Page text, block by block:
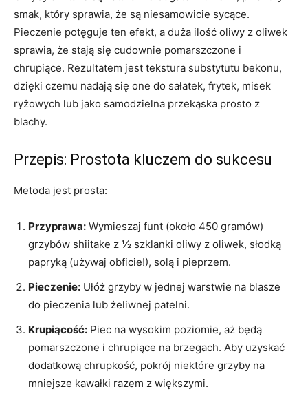
smak, który sprawia, że są niesamowicie sycące.
Pieczenie potęguje ten efekt, a duża ilość oliwy z oliwek
sprawia, że ​​stają się cudownie pomarszczone i
chrupiące. Rezultatem jest tekstura substytutu bekonu,
dzięki czemu nadają się one do sałatek, frytek, misek
ryżowych lub jako samodzielna przekąska prosto z
blachy.
Przepis: Prostota kluczem do sukcesu
Metoda jest prosta:
Przyprawa: Wymieszaj funt (około 450 gramów)
grzybów shiitake z ½ szklanki oliwy z oliwek, słodką
papryką (używaj obficie!), solą i pieprzem.
Pieczenie: Ułóż grzyby w jednej warstwie na blasze
do pieczenia lub żeliwnej patelni.
Krupiącość: Piec na wysokim poziomie, aż będą
pomarszczone i chrupiące na brzegach. Aby uzyskać
dodatkową chrupkość, pokrój niektóre grzyby na
mniejsze kawałki razem z większymi.